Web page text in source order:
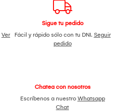
Ver
Sigue tu pedido
Fácil y rápido sólo con tu DNI. Seguir
pedido
Chatea con nosotros
Escríbenos a nuestro Whatsapp
Chat